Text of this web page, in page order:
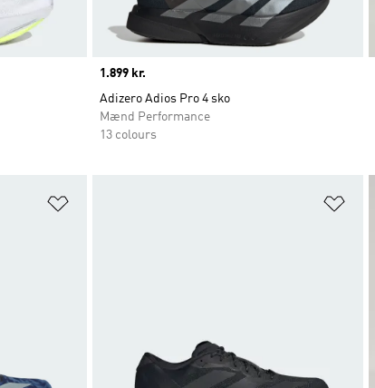
Price
1.899 kr.
Adizero Adios Pro 4 sko
Mænd Performance
13 colours